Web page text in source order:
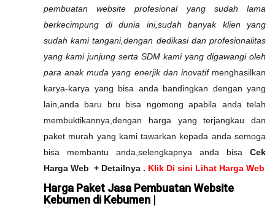
pembuatan website profesional yang sudah lama
berkecimpung di dunia ini,sudah banyak klien yang
sudah kami tangani,dengan dedikasi dan profesionalitas
yang kami junjung serta SDM kami yang digawangi oleh
para anak muda yang enerjik dan inovatifmenghasilkan
karya-karya yang bisa anda bandingkan dengan yang
lain,anda baru bru bisa ngomong apabila anda telah
membuktikannya,dengan harga yang terjangkau dan
paket murah yang kami tawarkan kepada anda semoga
bisa membantu anda,selengkapnya anda bisa Cek
Harga Web + Detailnya . Klik Di sini Lihat Harga Web
Harga Paket Jasa Pembuatan Website
Kebumen di Kebumen |